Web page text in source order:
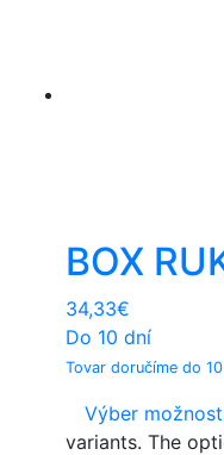
BOX
34,33€
Do 10 dní
Tovar doručíme do
Výber
variants. The